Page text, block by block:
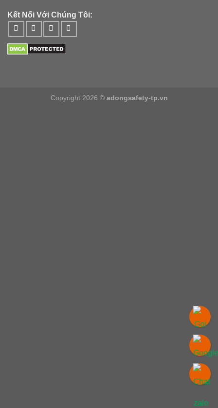
Kết Nối Với Chúng Tôi:
Copyright 2026 © adongsafety-tp.vn